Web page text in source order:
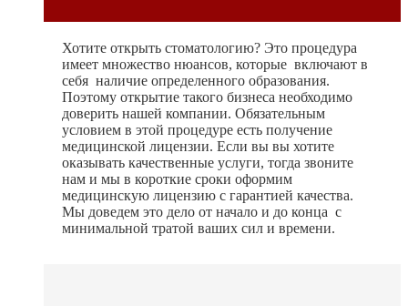
Хотите открыть стоматологию? Это процедура
имеет множество нюансов, которые включают в
себя наличие определенного образования.
Поэтому открытие такого бизнеса необходимо
доверить нашей компании. Обязательным
условием в этой процедуре есть получение
медицинской лицензии. Если вы вы хотите
оказывать качественные услуги, тогда звоните
нам и мы в короткие сроки оформим
медицинскую лицензию с гарантией качества.
Мы доведем это дело от начало и до конца с
минимальной тратой ваших сил и времени.